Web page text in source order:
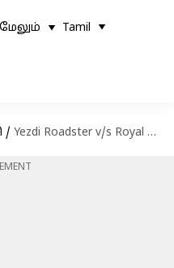
மேலும் Tamil
/ Yezdi Roadster v/s Royal Enfield Meteor 350: எந்த பைக் சிறந்தது?